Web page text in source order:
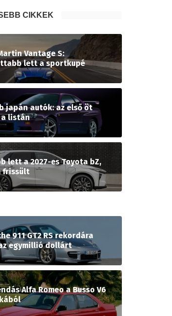
CIKKEK
Vantage S:
lett a sportkupé
japán autók: az első öt
a listán
lett a 2027-es Toyota bZ,
frissült
911 GT2 RS rekordára
egymillió dollárt
Alfa Romeo a Busso V6